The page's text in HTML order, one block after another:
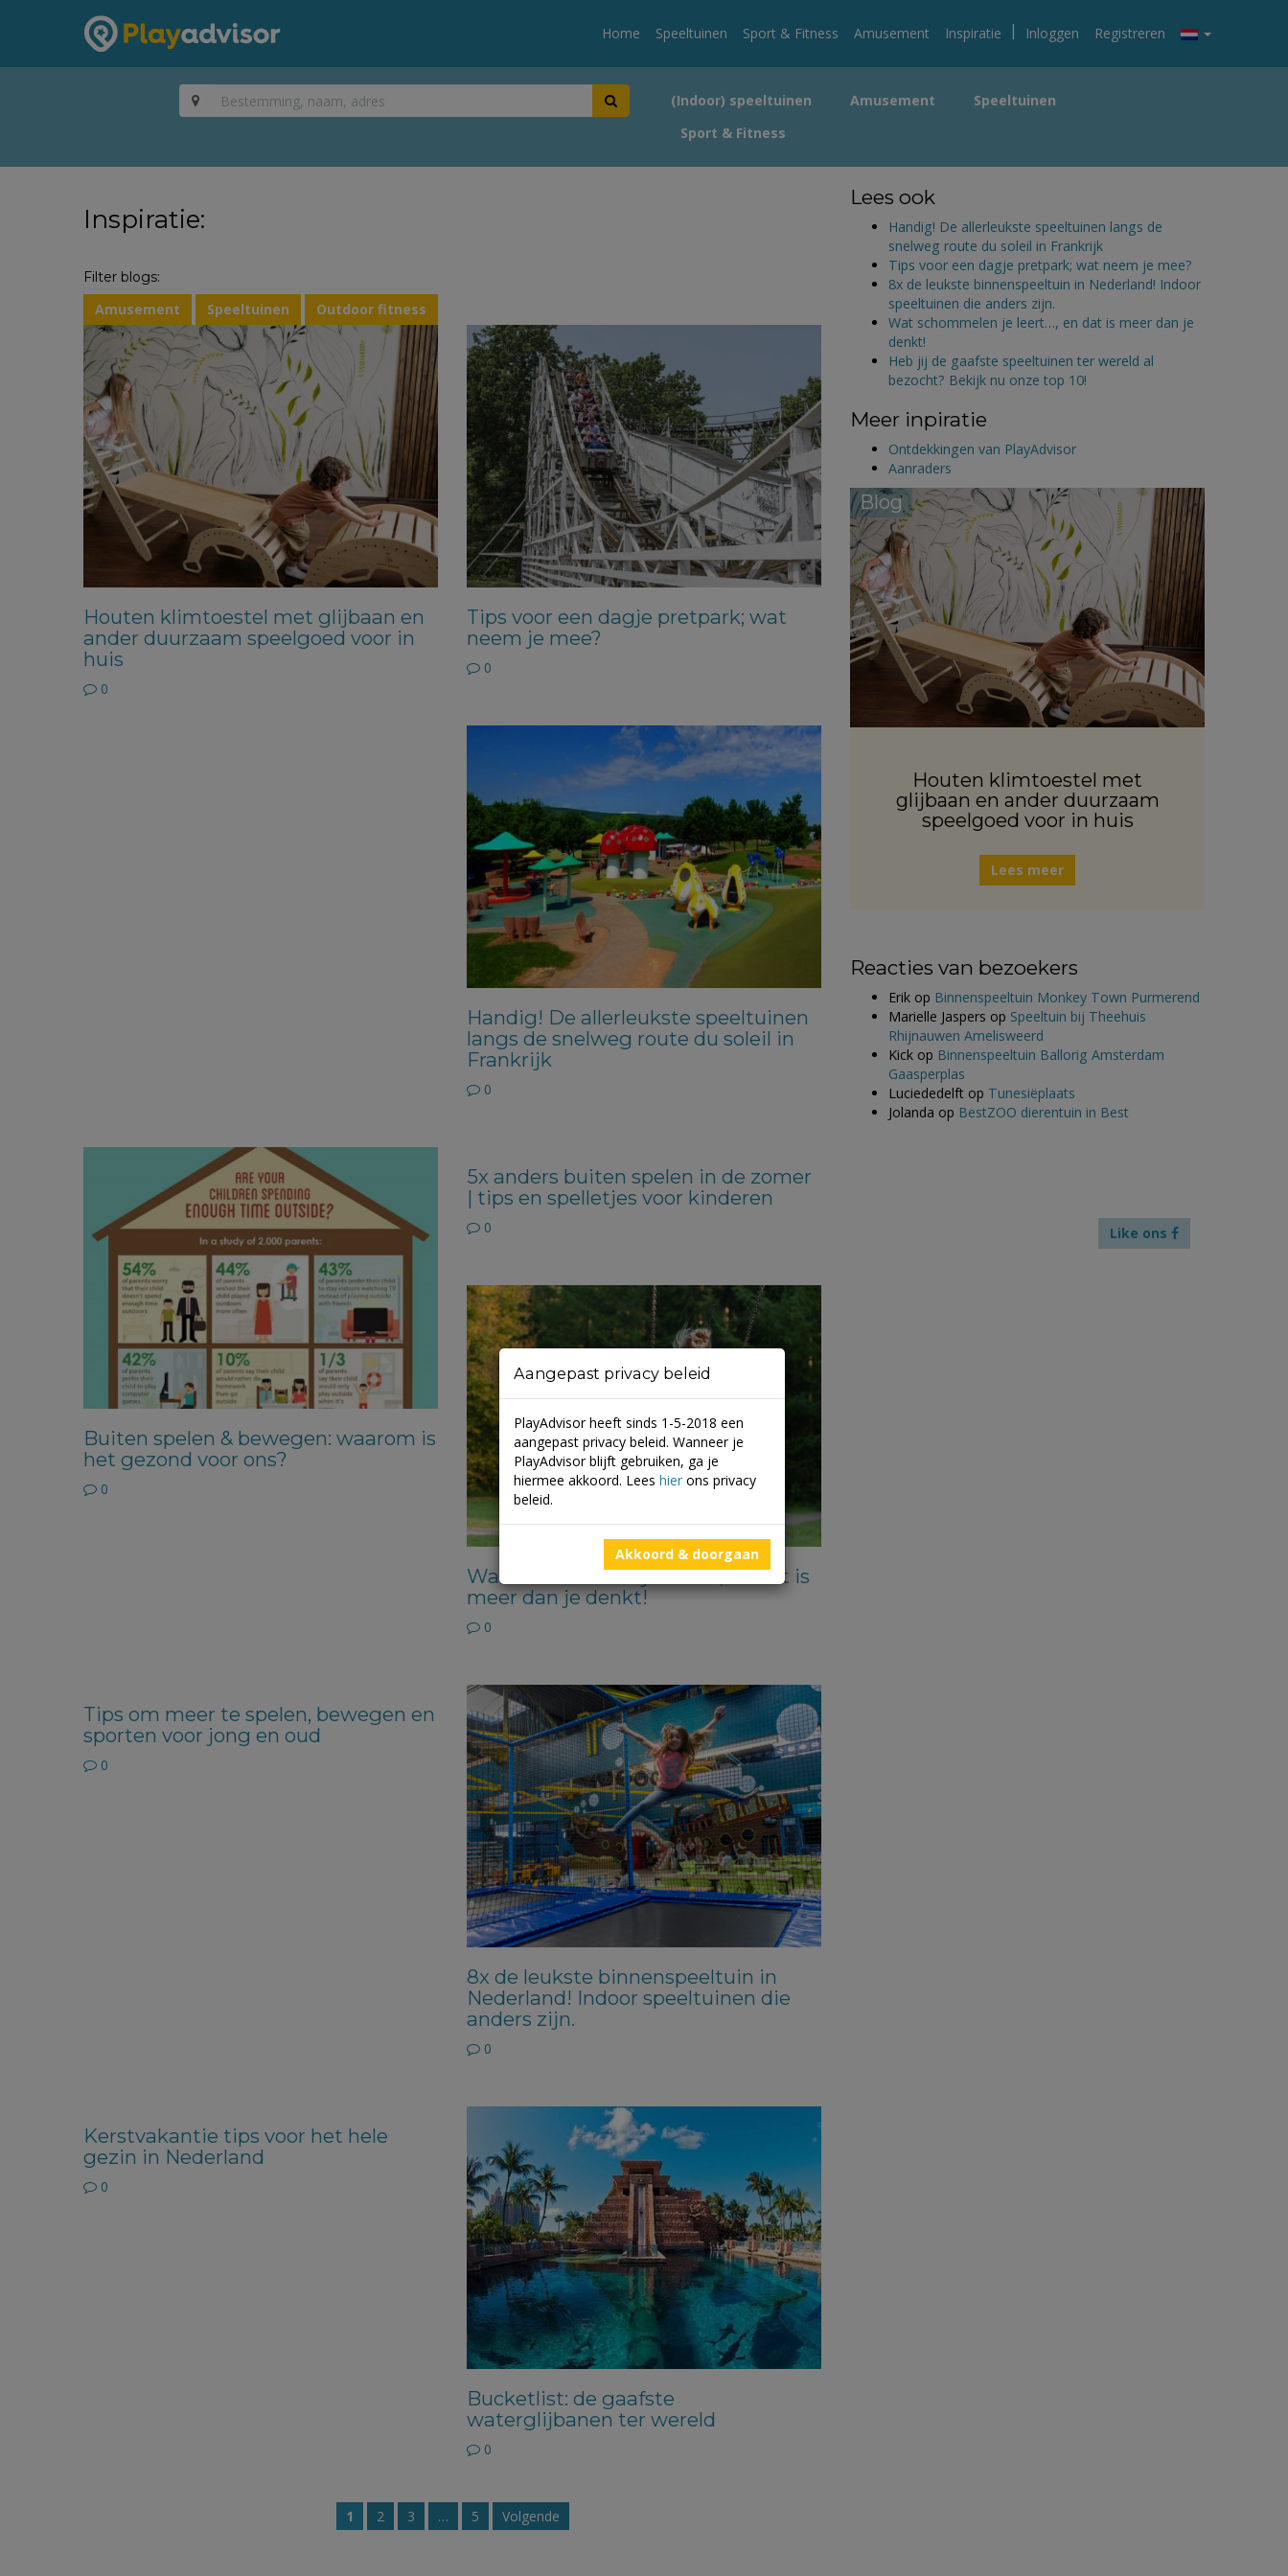
Home Speeltuinen Sport & Fitness Amusement Inspiratie | Inloggen Registreren
(Indoor) speeltuinen Amusement
Speeltuinen
Sport & Fitness
Inspiratie:
Filter blogs:
Amusement Speeltuinen Outdoor fitness
Houten klimtoestel met glijbaan en
ander duurzaam speelgoed voor in
huis
0
Tips voor een dagje pretpark; wat
neem je mee?
0
Handig! De allerleukste speeltuinen
langs de snelweg route du soleil in
Frankrijk
0
Buiten spelen & bewegen: waarom is
het gezond voor ons?
0
5x anders buiten spelen in de zomer
| tips en spelletjes voor kinderen
0
Wat schommelen je leert…, en dat is
meer dan je denkt!
0
Tips om meer te spelen, bewegen en
sporten voor jong en oud
0
8x de leukste binnenspeeltuin in
Nederland! Indoor speeltuinen die
anders zijn.
0
Kerstvakantie tips voor het hele
gezin in Nederland
0
Bucketlist: de gaafste
waterglijbanen ter wereld
0
1 2 3 … 5 Volgende
Lees ook
Handig! De allerleukste speeltuinen langs de
snelweg route du soleil in Frankrijk
Tips voor een dagje pretpark; wat neem je mee?
8x de leukste binnenspeeltuin in Nederland! Indoor
speeltuinen die anders zijn.
Wat schommelen je leert…, en dat is meer dan je
denkt!
Heb jij de gaafste speeltuinen ter wereld al
bezocht? Bekijk nu onze top 10!
Meer inpiratie
Ontdekkingen van PlayAdvisor
Aanraders
Blog
Houten klimtoestel met
glijbaan en ander duurzaam
speelgoed voor in huis
Lees meer
Reacties van bezoekers
Erik op Binnenspeeltuin Monkey Town Purmerend
Marielle Jaspers op Speeltuin bij Theehuis
Rhijnauwen Amelisweerd
Kick op Binnenspeeltuin Ballorig Amsterdam
Gaasperplas
Luciededelft op Tunesiëplaats
Jolanda op BestZOO dierentuin in Best
Like ons
Aangepast privacy beleid
PlayAdvisor heeft sinds 1-5-2018 een
aangepast privacy beleid. Wanneer je
PlayAdvisor blijft gebruiken, ga je
hiermee akkoord. Lees hier ons privacy
beleid.
Akkoord & doorgaan